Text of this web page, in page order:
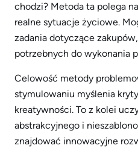
chodzi? Metoda ta polega
realne sytuacje życiowe.
zadania dotyczące
potrzebnych do wykonania
Celowość metody
stymulowaniu myślenia
kreatywności. To z kolei
abstrakcyjnego i
znajdować innowacyjne